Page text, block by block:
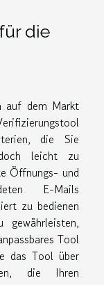
die
auf dem Markt
die Sie
leicht zu
Öffnungs- und
E-Mails
zu bedienen
Tool
das Tool über
die Ihren